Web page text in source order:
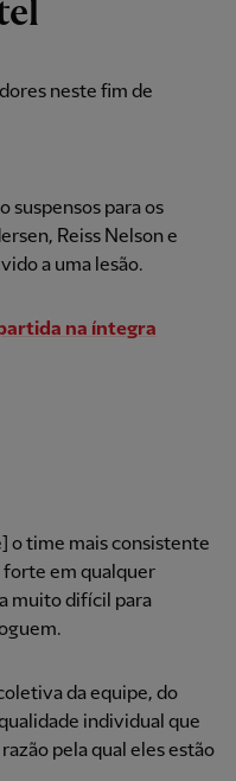
neste fim de
suspensos para os
Reiss Nelson e
a uma lesão.
na íntegra
o time mais consistente
forte em qualquer
muito difícil para
da equipe, do
individual que
pela qual eles estão